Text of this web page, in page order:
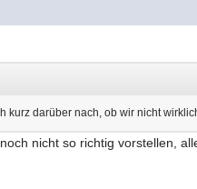
kurz darüber nach, ob wir nicht
nicht so richtig vorstellen,